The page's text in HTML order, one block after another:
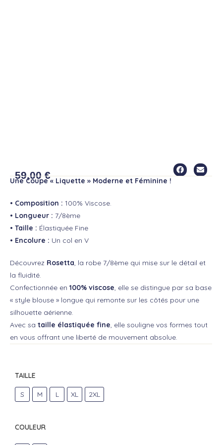
59,00€
Une Coupe « Liquette » Moderne et Féminine !
• Composition : 100% Viscose.
• Longueur : 7/8ème
• Taille : Élastiquée Fine
• Encolure : Un col en V
Découvrez Rosetta, la robe 7/8ème qui mise sur le détail et
la fluidité.
Confectionnée en 100% viscose, elle se distingue par sa base
« style blouse » longue qui remonte sur les côtés pour une
silhouette aérienne.
Avec sa taille élastiquée fine, elle souligne vos formes tout
en vous offrant une liberté de mouvement absolue.
TAILLE
S M L XL 2XL
COULEUR